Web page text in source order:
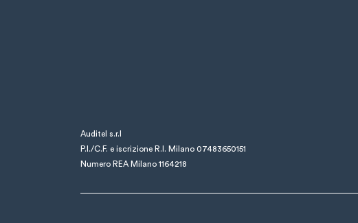
Auditel s.r.l
P.I./C.F. e iscrizione R.I. Milano 07483650151
Numero REA Milano 1164218